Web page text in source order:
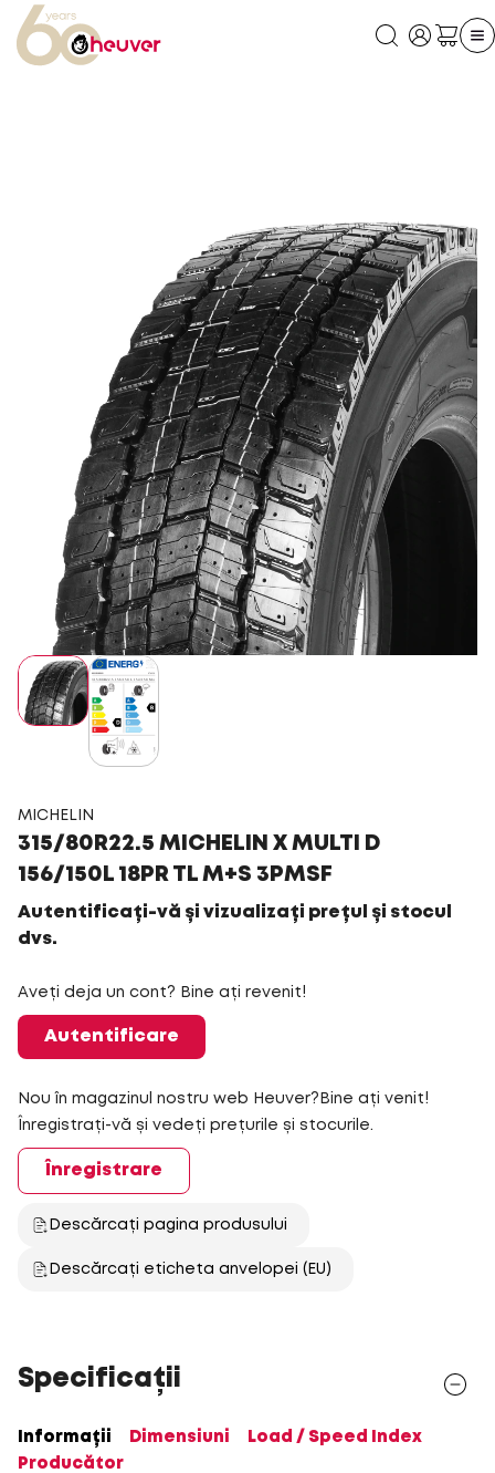
MICHELIN
315/80R22.5 MICHELIN X MULTI D
156/150L 18PR TL M+S 3PMSF
Autentificați-vă și vizualizați prețul și stocul
dvs.
Aveți deja un cont? Bine ați revenit!
Autentificare
Nou în magazinul nostru web Heuver?Bine ați venit!
Înregistrați-vă și vedeți prețurile și stocurile.
Înregistrare
Descărcați pagina produsului
Descărcați eticheta anvelopei (EU)
Specificații
Informații Dimensiuni
Load / Speed Index
Producător